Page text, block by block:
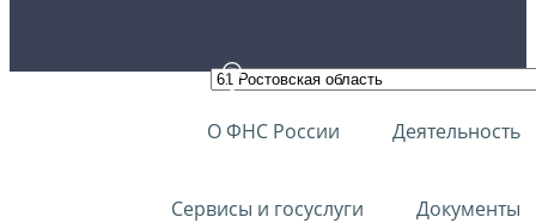
О ФНС России Деятельность
Сервисы и госуслуги Документы